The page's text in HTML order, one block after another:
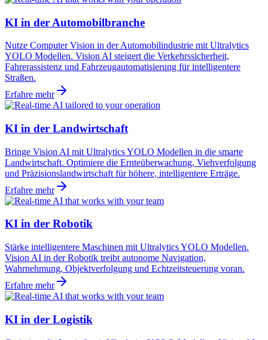
KI in der Automobilbranche
Nutze Computer Vision in der Automobilindustrie mit Ultralytics
YOLO Modellen. Vision AI steigert die Verkehrssicherheit,
Fahrerassistenz und Fahrzeugautomatisierung für intelligentere
Straßen.
Erfahre mehr
KI in der Landwirtschaft
Bringe Vision AI mit Ultralytics YOLO Modellen in die smarte
Landwirtschaft. Optimiere die Ernteüberwachung, Viehverfolgung
und Präzisionslandwirtschaft für höhere, intelligentere Erträge.
Erfahre mehr
KI in der Robotik
Stärke intelligentere Maschinen mit Ultralytics YOLO Modellen.
Vision AI in der Robotik treibt autonome Navigation,
Wahrnehmung, Objektverfolgung und Echtzeitsteuerung voran.
Erfahre mehr
KI in der Logistik